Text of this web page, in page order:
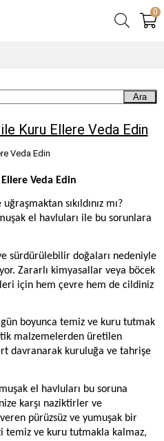
0
Ara
Kuru Ellere Veda Edin
Veda Edin
sıkıldınız mı?
el havluları ile bu sorunlara
sürdürülebilir doğaları nedeniyle
Zararlı kimyasallar veya böcek
için hem çevre hem de cildiniz
boyunca temiz ve kuru tutmak
malzemelerden üretilen
davranarak kuruluğa ve tahrişe
el havluları bu soruna
karşı naziktirler ve
pürüzsüz ve yumuşak bir
temiz ve kuru tutmakla kalmaz,